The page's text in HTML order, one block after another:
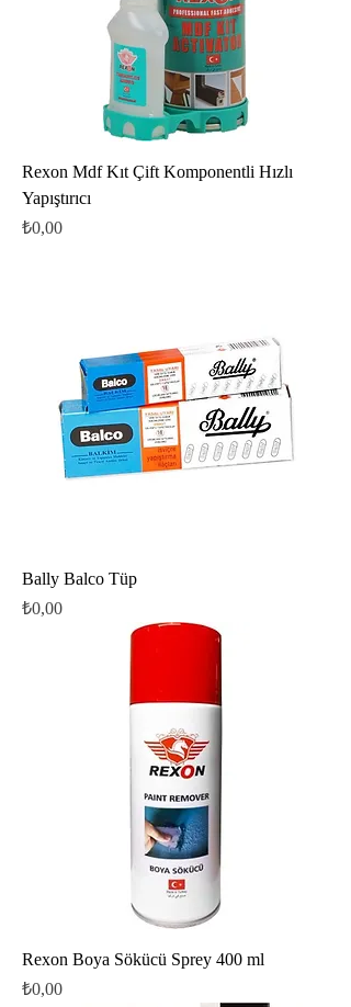
Rexon Mdf Kıt Çift Komponentli Hızlı
Yapıştırıcı
Fiyat
₺0,00
Bally Balco Tüp
Fiyat
₺0,00
Rexon Boya Sökücü Sprey 400 ml
Fiyat
₺0,00